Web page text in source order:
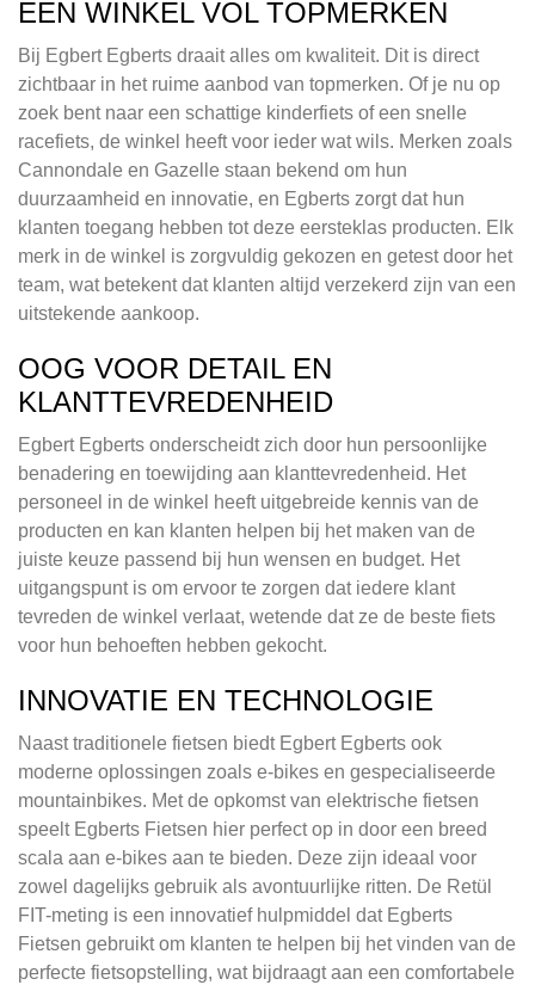
EEN WINKEL VOL TOPMERKEN
Bij Egbert Egberts draait alles om kwaliteit. Dit is direct
zichtbaar in het ruime aanbod van topmerken. Of je nu op
zoek bent naar een schattige kinderfiets of een snelle
racefiets, de winkel heeft voor ieder wat wils. Merken zoals
Cannondale en Gazelle staan bekend om hun
duurzaamheid en innovatie, en Egberts zorgt dat hun
klanten toegang hebben tot deze eersteklas producten. Elk
merk in de winkel is zorgvuldig gekozen en getest door het
team, wat betekent dat klanten altijd verzekerd zijn van een
uitstekende aankoop.
OOG VOOR DETAIL EN
KLANTTEVREDENHEID
Egbert Egberts onderscheidt zich door hun persoonlijke
benadering en toewijding aan klanttevredenheid. Het
personeel in de winkel heeft uitgebreide kennis van de
producten en kan klanten helpen bij het maken van de
juiste keuze passend bij hun wensen en budget. Het
uitgangspunt is om ervoor te zorgen dat iedere klant
tevreden de winkel verlaat, wetende dat ze de beste fiets
voor hun behoeften hebben gekocht.
INNOVATIE EN TECHNOLOGIE
Naast traditionele fietsen biedt Egbert Egberts ook
moderne oplossingen zoals e-bikes en gespecialiseerde
mountainbikes. Met de opkomst van elektrische fietsen
speelt Egberts Fietsen hier perfect op in door een breed
scala aan e-bikes aan te bieden. Deze zijn ideaal voor
zowel dagelijks gebruik als avontuurlijke ritten. De Retül
FIT-meting is een innovatief hulpmiddel dat Egberts
Fietsen gebruikt om klanten te helpen bij het vinden van de
perfecte fietsopstelling, wat bijdraagt aan een comfortabele